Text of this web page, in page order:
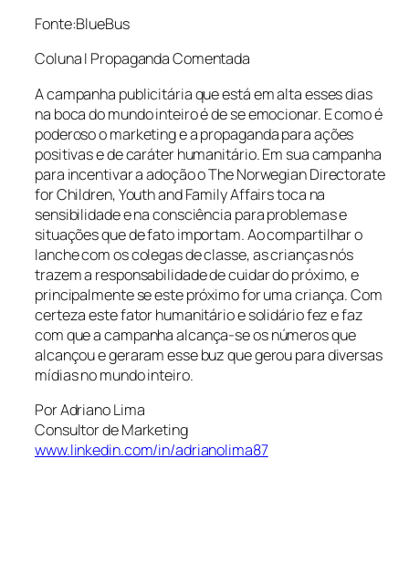
Fonte:BlueBus
Coluna I Propaganda Comentada
A campanha publicitária que está em alta esses dias
na boca do mundo inteiro é de se emocionar. E como é
poderoso o marketing e a propaganda para ações
positivas e de caráter humanitário. Em sua campanha
para incentivar a adoção o The Norwegian Directorate
for Children, Youth and Family Affairs toca na
sensibilidade e na consciência para problemas e
situações que de fato importam. Ao compartilhar o
lanche com os colegas de classe, as crianças nós
trazem a responsabilidade de cuidar do próximo, e
principalmente se este próximo for uma criança. Com
certeza este fator humanitário e solidário fez e faz
com que a campanha alcança-se os números que
alcançou e geraram esse buz que gerou para diversas
mídias no mundo inteiro.
Por Adriano Lima
Consultor de Marketing
www.linkedin.com/in/adrianolima87